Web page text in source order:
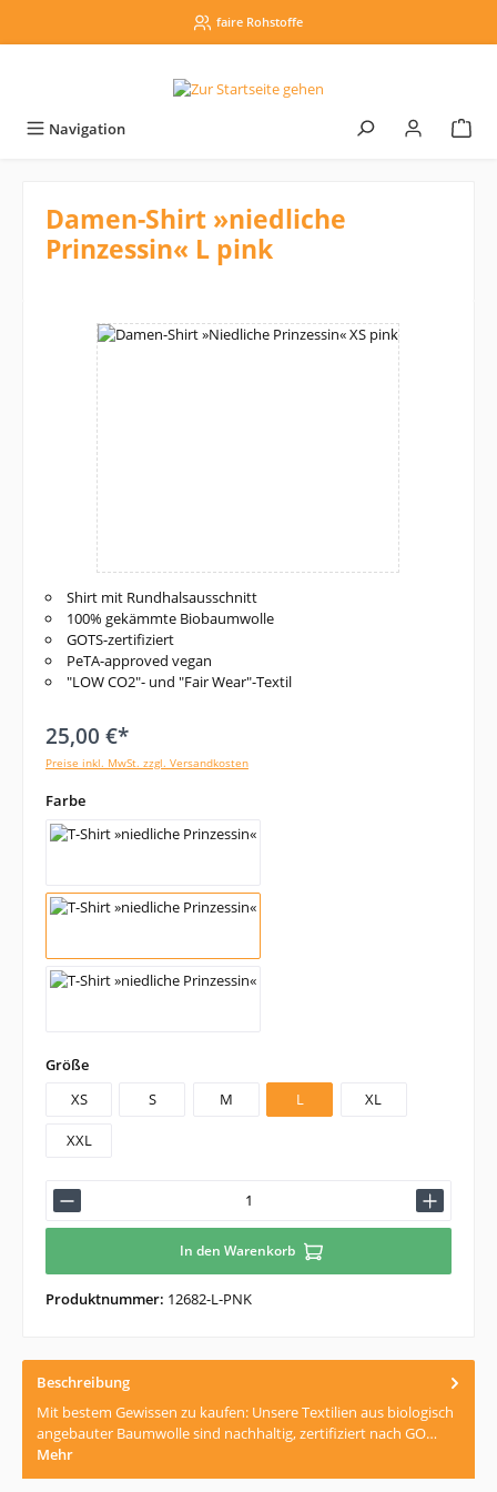
faire Rohstoffe
Navigation
Damen-Shirt »niedliche
Prinzessin« L pink
Bildergalerie überspringen
Shirt mit Rundhalsausschnitt
100% gekämmte Biobaumwolle
GOTS-zertifiziert
PeTA-approved vegan
"LOW CO2"- und "Fair Wear"-Textil
25,00 €*
Preise inkl. MwSt. zzgl. Versandkosten
Farbeauswählen
Größeauswählen
XS
S M L XL
XXL
In den Warenkorb
Produktnummer: 12682-L-PNK
Beschreibung
Mit bestem Gewissen zu kaufen: Unsere Textilien aus biologisch
angebauter Baumwolle sind nachhaltig, zertifiziert nach GO…
Mehr